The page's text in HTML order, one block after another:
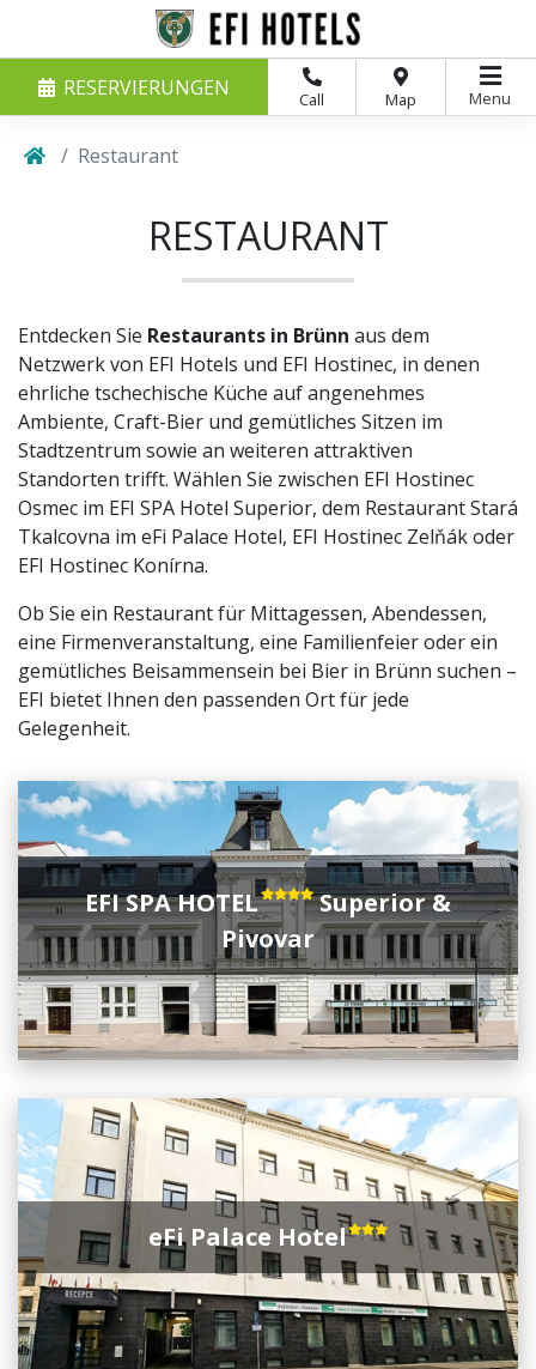
Call Map
RESERVIERUNGEN Menu
Restaurant
RESTAURANT
Entdecken Sie Restaurants in Brünn aus dem
Netzwerk von EFI Hotels und EFI Hostinec, in denen
ehrliche tschechische Küche auf angenehmes
Ambiente, Craft-Bier und gemütliches Sitzen im
Stadtzentrum sowie an weiteren attraktiven
Standorten trifft. Wählen Sie zwischen EFI Hostinec
Osmec im EFI SPA Hotel Superior, dem Restaurant Stará
Tkalcovna im eFi Palace Hotel, EFI Hostinec Zelňák oder
EFI Hostinec Konírna.
Ob Sie ein Restaurant für Mittagessen, Abendessen,
eine Firmenveranstaltung, eine Familienfeier oder ein
gemütliches Beisammensein bei Bier in Brünn suchen –
EFI bietet Ihnen den passenden Ort für jede
Gelegenheit.
EFI SPA HOTEL
Superior &
Pivovar
eFi Palace Hotel